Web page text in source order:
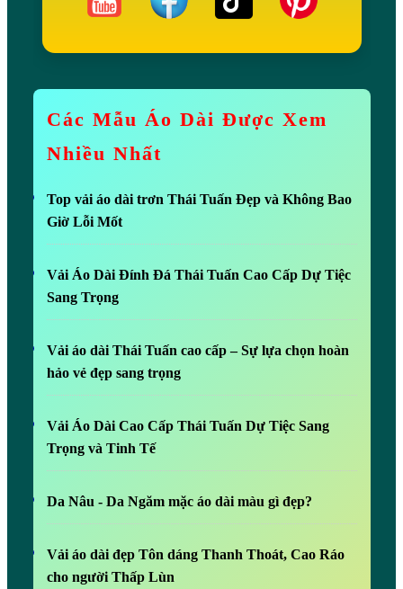
Các Mẫu Áo Dài Được Xem
Nhiều Nhất
Top vải áo dài trơn Thái Tuấn Đẹp và Không Bao
Giờ Lỗi Mốt
Vải Áo Dài Đính Đá Thái Tuấn Cao Cấp Dự Tiệc
Sang Trọng
Vải áo dài Thái Tuấn cao cấp – Sự lựa chọn hoàn
hảo vẻ đẹp sang trọng
Vải Áo Dài Cao Cấp Thái Tuấn Dự Tiệc Sang
Trọng và Tinh Tế
Da Nâu - Da Ngăm mặc áo dài màu gì đẹp?
Vải áo dài đẹp Tôn dáng Thanh Thoát, Cao Ráo
cho người Thấp Lùn